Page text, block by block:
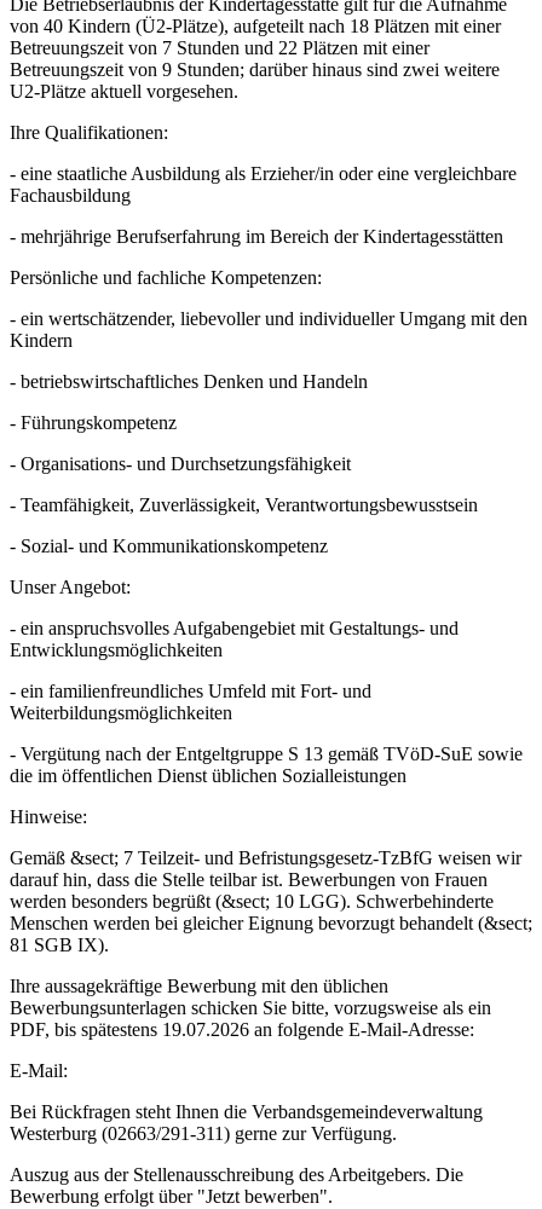
Die Betriebserlaubnis der Kindertagesstätte gilt für die Aufnahme
von 40 Kindern (Ü2-Plätze), aufgeteilt nach 18 Plätzen mit einer
Betreuungszeit von 7 Stunden und 22 Plätzen mit einer
Betreuungszeit von 9 Stunden; darüber hinaus sind zwei weitere
U2-Plätze aktuell vorgesehen.
Ihre Qualifikationen:
- eine staatliche Ausbildung als Erzieher/in oder eine vergleichbare
Fachausbildung
- mehrjährige Berufserfahrung im Bereich der Kindertagesstätten
Persönliche und fachliche Kompetenzen:
- ein wertschätzender, liebevoller und individueller Umgang mit den
Kindern
- betriebswirtschaftliches Denken und Handeln
- Führungskompetenz
- Organisations- und Durchsetzungsfähigkeit
- Teamfähigkeit, Zuverlässigkeit, Verantwortungsbewusstsein
- Sozial- und Kommunikationskompetenz
Unser Angebot:
- ein anspruchsvolles Aufgabengebiet mit Gestaltungs- und
Entwicklungsmöglichkeiten
- ein familienfreundliches Umfeld mit Fort- und
Weiterbildungsmöglichkeiten
- Vergütung nach der Entgeltgruppe S 13 gemäß TVöD-SuE sowie
die im öffentlichen Dienst üblichen Sozialleistungen
Hinweise:
Gemäß &sect; 7 Teilzeit- und Befristungsgesetz-TzBfG weisen wir
darauf hin, dass die Stelle teilbar ist. Bewerbungen von Frauen
werden besonders begrüßt (&sect; 10 LGG). Schwerbehinderte
Menschen werden bei gleicher Eignung bevorzugt behandelt (&sect;
81 SGB IX).
Ihre aussagekräftige Bewerbung mit den üblichen
Bewerbungsunterlagen schicken Sie bitte, vorzugsweise als ein
PDF, bis spätestens 19.07.2026 an folgende E-Mail-Adresse:
E-Mail:
Bei Rückfragen steht Ihnen die Verbandsgemeindeverwaltung
Westerburg (02663/291-311) gerne zur Verfügung.
Auszug aus der Stellenausschreibung des Arbeitgebers. Die
Bewerbung erfolgt über "Jetzt bewerben".